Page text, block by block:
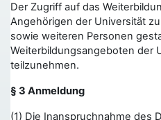
Der Zugriff auf das
Angehörigen der Universität
sowie weiteren Personen
Weiterbildungsangeboten der
teilzunehmen.
§ 3 Anmeldung
(1) Die Inanspruchnahme des